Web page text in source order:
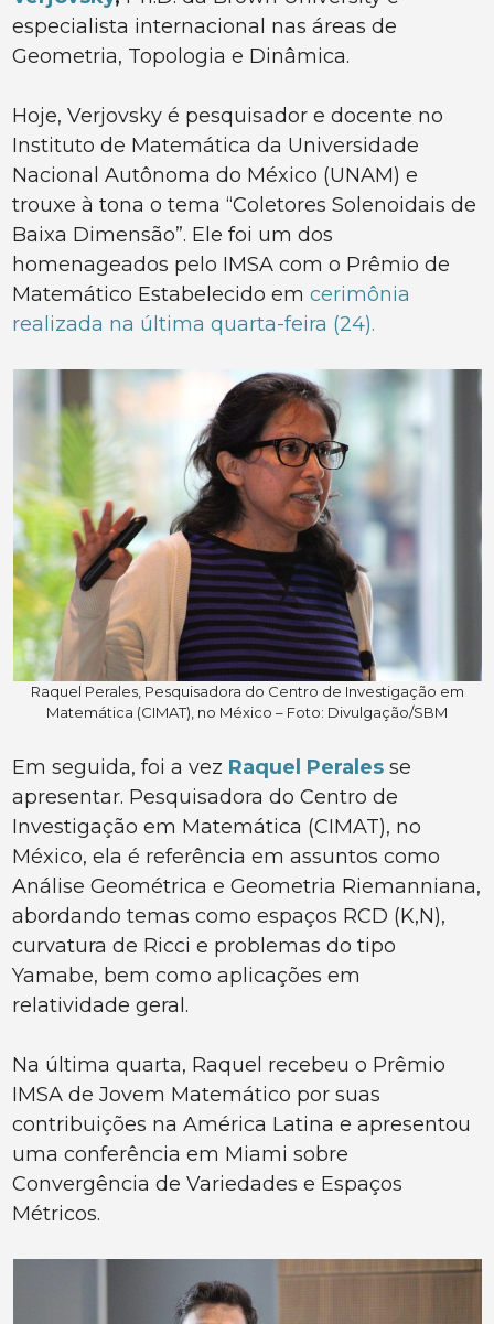
especialista internacional nas áreas de
Geometria, Topologia e Dinâmica.
Hoje, Verjovsky é pesquisador e docente no
Instituto de Matemática da Universidade
Nacional Autônoma do México (UNAM) e
trouxe à tona o tema “Coletores Solenoidais de
Baixa Dimensão”. Ele foi um dos
homenageados pelo IMSA com o Prêmio de
Matemático Estabelecido emcerimônia
realizada na última quarta-feira (24).
Raquel Perales, Pesquisadora do Centro de Investigação em
Matemática (CIMAT), no México – Foto: Divulgação/SBM
Em seguida, foi a vez Raquel Perales se
apresentar. Pesquisadora do Centro de
Investigação em Matemática (CIMAT), no
México, ela é referência em assuntos como
Análise Geométrica e Geometria Riemanniana,
abordando temas como espaços RCD (K,N),
curvatura de Ricci e problemas do tipo
Yamabe, bem como aplicações em
relatividade geral.
Na última quarta, Raquel recebeu o Prêmio
IMSA de Jovem Matemático por suas
contribuições na América Latina e apresentou
uma conferência em Miami sobre
Convergência de Variedades e Espaços
Métricos.